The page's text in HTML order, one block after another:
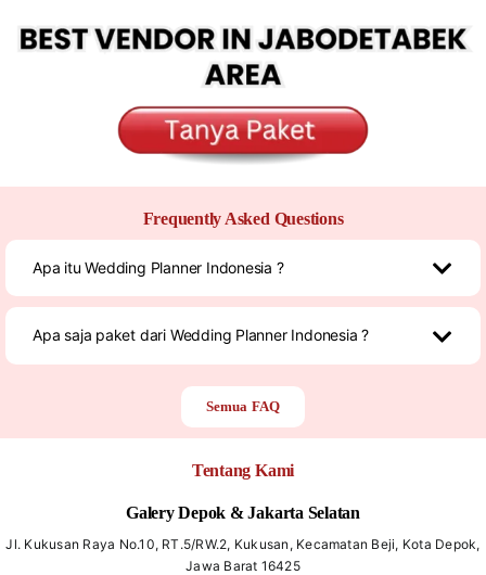
Frequently Asked Questions
Apa itu Wedding Planner Indonesia ?
Apa saja paket dari Wedding Planner Indonesia ?
Semua FAQ
Tentang Kami
Galery Depok & Jakarta Selatan
Jl. Kukusan Raya No.10, RT.5/RW.2, Kukusan, Kecamatan Beji, Kota Depok,
Jawa Barat 16425